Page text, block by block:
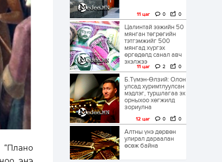
11 цаг 0 0
Цалинтай ээжийн 50
мянган төгрөгийн
тэтгэмжийг 500
мянгад хүргэх
өргөдөлд санал авч
эхэлжээ
11 цаг 2 0
Б.Түмэн-Өлзий: Олон
улсад хуримтлуулсан
мэдлэг, туршлагаа эх
орныхоо хөгжилд
зориулна
12 цаг 0 0
Алтны үнэ дөрвөн
улирал дараалан
өсөж байна